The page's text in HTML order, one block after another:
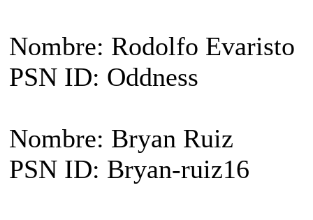
Nombre: Rodolfo Evaristo
PSN ID: Oddness
Nombre: Bryan Ruiz
PSN ID: Bryan-ruiz16